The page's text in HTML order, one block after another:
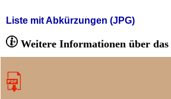
Liste mit Abkürzungen (JPG)
Weitere Informationen über